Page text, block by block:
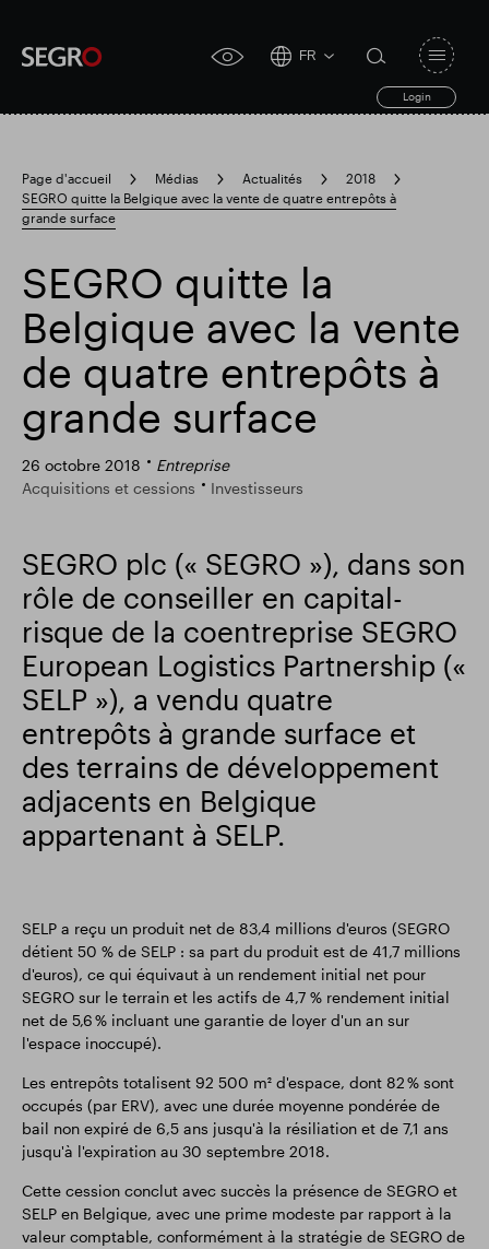
accessibility
FR
Login
search
form
search
Search
for
Recherche populaire
Responsable SEGRO
Domaine commercial de Slough
Parc intelligent
toggle
Page d'accueil Médias Actualités
2018
SEGRO quitte la Belgique avec la vente de quatre entrepôts à
grande surface
SEGRO quitte la
Belgique avec la vente
de quatre entrepôts à
grande surface
26 octobre 2018
Entreprise
Acquisitions et cessions
Investisseurs
SEGRO plc (« SEGRO »), dans son
rôle de conseiller en capital-
risque de la coentreprise SEGRO
European Logistics Partnership («
SELP »), a vendu quatre
entrepôts à grande surface et
des terrains de développement
adjacents en Belgique
appartenant à SELP.
SELP a reçu un produit net de 83,4 millions d'euros (SEGRO
détient 50 % de SELP : sa part du produit est de 41,7 millions
d'euros), ce qui équivaut à un rendement initial net pour
SEGRO sur le terrain et les actifs de 4,7 % rendement initial
net de 5,6 % incluant une garantie de loyer d'un an sur
l'espace inoccupé).
Les entrepôts totalisent 92 500 m² d'espace, dont 82 % sont
occupés (par ERV), avec une durée moyenne pondérée de
bail non expiré de 6,5 ans jusqu'à la résiliation et de 7,1 ans
jusqu'à l'expiration au 30 septembre 2018.
Cette cession conclut avec succès la présence de SEGRO et
SELP en Belgique, avec une prime modeste par rapport à la
valeur comptable, conformément à la stratégie de SEGRO de